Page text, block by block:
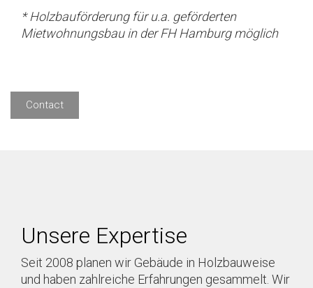
* Holzbauförderung für u.a. geförderten
Mietwohnungsbau in der FH Hamburg möglich
Contact
Unsere Expertise
Seit 2008 planen wir Gebäude in Holzbauweise
und haben zahlreiche Erfahrungen gesammelt. Wir